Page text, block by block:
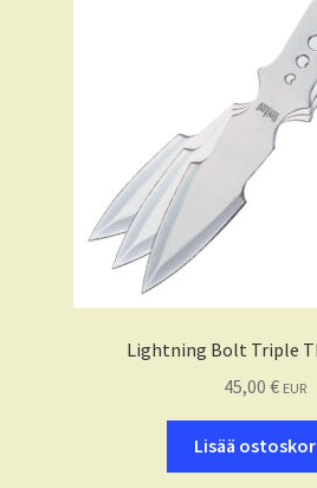
Lightning Bolt Triple
45,00 € EUR
Lisää